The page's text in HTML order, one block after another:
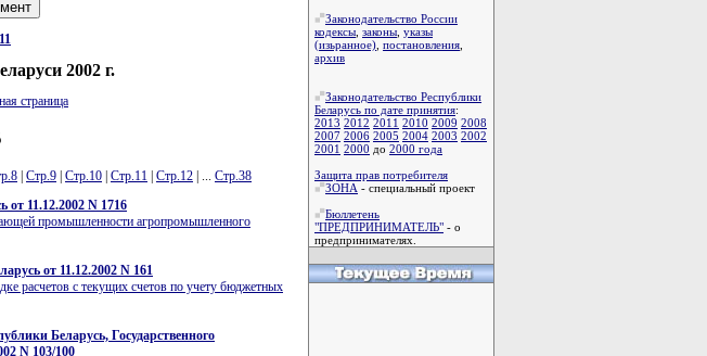
2002 г.
страница
Стр.9 Стр.10 Стр.11 Стр.12 | ... Стр.38
от 11.12.2002 N 1716
промышленности агропромышленного
от 11.12.2002 N 161
расчетов с текущих счетов по учету бюджетных
Беларусь, Государственного
N 103/100
Законодательство России
кодексы законы указы
(изьранное) постановления
архив
Законодательство Республики
Беларусь по дате принятия:
2013 2012 2011 2010 2009 2008
2007 2006 2005 2004 2003 2002
2001 2000 до 2000 года
Защита прав потребителя
ЗОНА - специальный проект
Бюллетень
"ПРЕДПРИНИМАТЕЛЬ" - о
предпринимателях.